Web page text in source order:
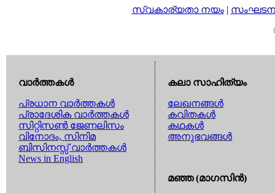
സ്വകാര്യതാ നയം|
വാര്‍ത്തകള്‍
പ്രധാന വാര്‍ത്തകള്‍
പ്രാദേശിക വാര്‍ത്തകള്‍
സിറ്റിസണ്‍ ജേണലിസം
വിനോദം, സിനിമ
ബിസിനസ്സ് വാര്‍ത്തകള്‍
News in English
കലാ സാഹിത്യം
ലേഖനങ്ങള്‍
കവിതകള്‍
കഥകള്‍
അനുഭവങ്ങള്‍
മഞ്ഞ (മാഗസിന്‍)